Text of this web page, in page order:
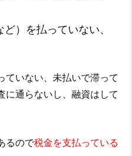
）を払っていない、
ていない、未払いで滞って
に通らないし、融資はして
るので税金を支払っている